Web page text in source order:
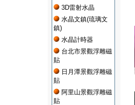
3D雷射水晶
水晶文鎮(琉璃文
鎮)
水晶計時器
台北市景觀浮雕磁
貼
日月潭景觀浮雕磁
貼
阿里山景觀浮雕磁
貼